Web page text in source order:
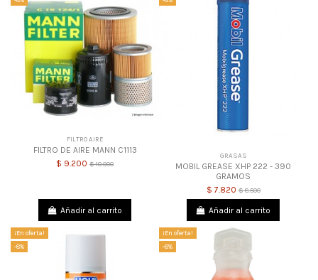
FILTRO AIRE
FILTRO DE AIRE MANN C1113
$ 9.200 $ 10.000
Añadir al carrito
GRASAS
MOBIL GREASE XHP 222 - 390
GRAMOS
$ 7.820$ 8.500
Añadir al carrito
¡En oferta!
-8%
¡En oferta!
-8%